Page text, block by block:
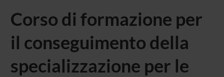
Corso di formazione per
il conseguimento della
specializzazione per le